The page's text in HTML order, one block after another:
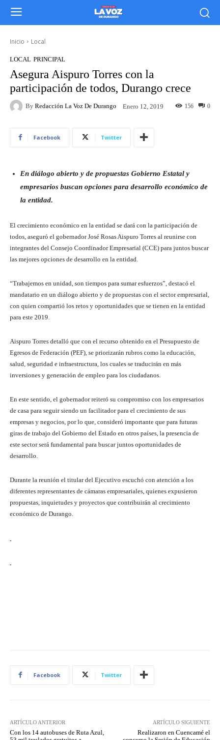
Inicio Local
LOCAL PRINCIPAL
Asegura Aispuro Torres con la
participación de todos, Durango crece
By Redacción La Voz De Durango Enero 12, 2019 0
156
Facebook Twitter
En diálogo abierto y de propuestas Gobierno Estatal y
empresarios buscan opciones para desarrollo económico de
la entidad.
El crecimiento económico en la entidad se dará con la participación de
todos, aseguró el gobernador José Rosas Aispuro Torres al reunirse con
integrantes del Consejo Coordinador Empresarial (CCE) para juntos buscar
las mejores opciones de desarrollo en la entidad.
“Trabajemos en unidad, son tiempos para sumar esfuerzos”, destacó el
mandatario en un diálogo abierto y de propuestas con el sector empresarial,
con quien compartió los retos y oportunidades que se tienen en la entidad
para este 2019.
Aispuro Torres detalló que con el recurso obtenido en el Presupuesto de
Egresos de Federación (PEF), se priorizarán rubros como la educación,
salud, seguridad e infraestructura, los cuales se traducirán en más
inversiones y generación de empleo para los ciudadanos.
En este sentido, el gobernador reiteró su compromiso con los empresarios
de casa para seguir siendo un facilitador para el crecimiento de sus
empresas y negocios, por lo que, consideró importante que para futuras
giras de trabajo del Gobierno del Estado en otros países, la presencia de
este sector será fundamental para buscar juntos oportunidades de
desarrollo.
Durante la reunión el titular del Ejecutivo escuchó con atención a los
diferentes representantes de cámaras empresariales, quienes expusieron
propuestas, inquietudes y proyectos que contribuirán al crecimiento
económico de Durango.
Facebook Twitter
ARTÍCULO ANTERIOR
Con los 14 autobuses de Ruta Azul,
ARTÍCULO SIGUIENTE
Realizaron en Cuencamé el